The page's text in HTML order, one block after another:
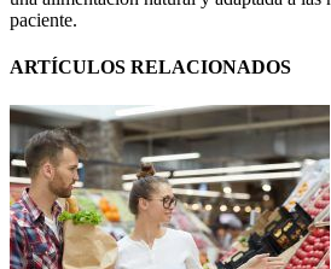
paciente.
ARTÍCULOS RELACIONADOS